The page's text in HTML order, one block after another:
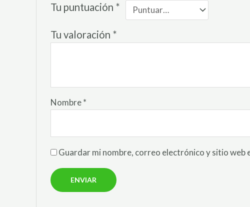
Tu puntuación *
Tu valoración *
Nombre*
Guardar mi nombre, correo electrónico y sitio web